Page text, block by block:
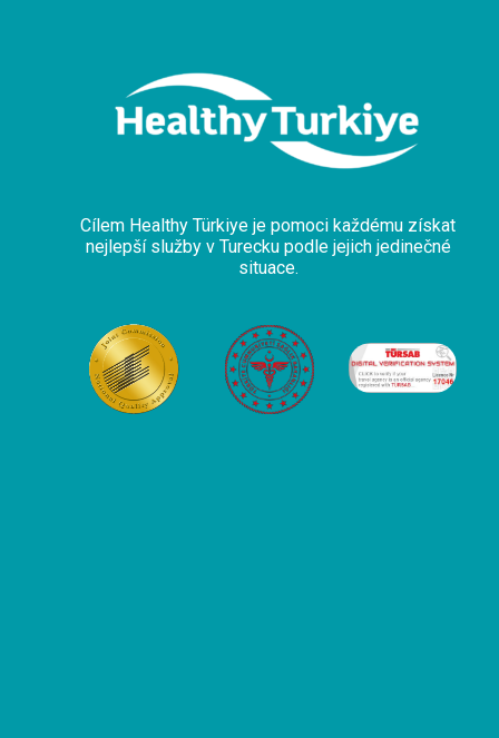
Cílem Healthy Türkiye je pomoci každému získat
nejlepší služby v Turecku podle jejich jedinečné
situace.